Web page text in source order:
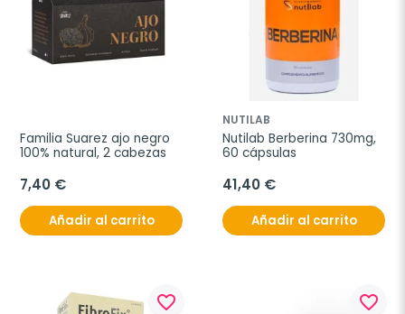
Familia Suarez ajo negro
100% natural, 2 cabezas
7,40 €
Añadir al carrito
NUTILAB
Nutilab Berberina 730mg,
60 cápsulas
41,40 €
Añadir al carrito
favorite_border favorite_border